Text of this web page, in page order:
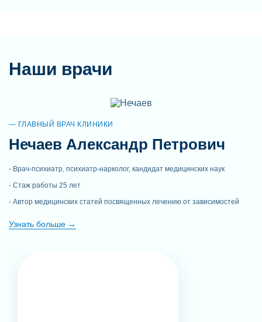
Наши врачи
ГЛАВНЫЙ ВРАЧ КЛИНИКИ
Нечаев Александр Петрович
Врач-психиатр, психиатр-нарколог, кандидат медицинских наук
Стаж работы 25 лет
Автор медицинских статей посвященных лечению от зависимостей
Узнать больше